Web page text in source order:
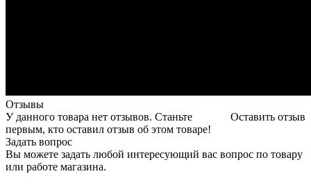
Отзывы
Оставить отзыв
У данного товара нет отзывов. Станьте
первым, кто оставил отзыв об этом товаре!
Задать вопрос
Вы можете задать любой интересующий вас вопрос по товару
или работе магазина.